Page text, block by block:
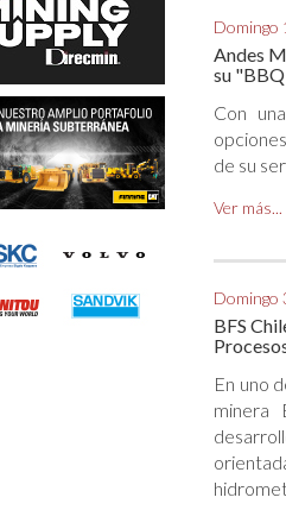
Domingo
Andes
su
Con
de su
Ver más...
Domingo
BFS
En uno
minera